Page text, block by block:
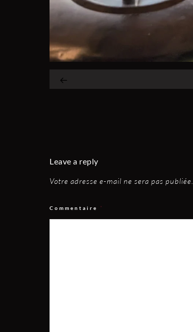
Leave a reply
Votre adresse e-mail ne sera pas publiée.
Commentaire *